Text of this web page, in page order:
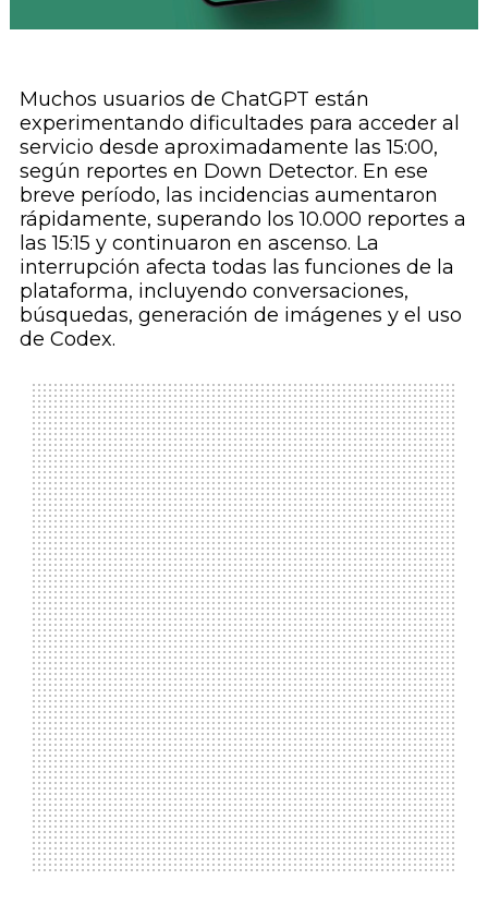
Muchos usuarios de ChatGPT están
experimentando dificultades para acceder al
servicio desde aproximadamente las 15:00,
según reportes en Down Detector. En ese
breve período, las incidencias aumentaron
rápidamente, superando los 10.000 reportes a
las 15:15 y continuaron en ascenso. La
interrupción afecta todas las funciones de la
plataforma, incluyendo conversaciones,
búsquedas, generación de imágenes y el uso
de Codex.